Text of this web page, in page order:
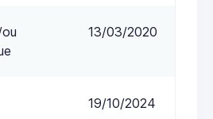
13/03/2020
19/10/2024